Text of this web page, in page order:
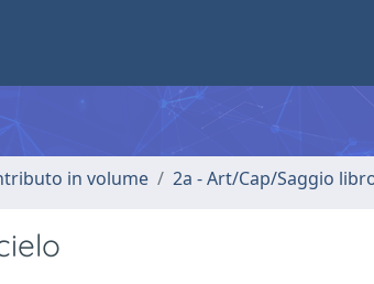
in volume 2a - Art/Cap/Saggio